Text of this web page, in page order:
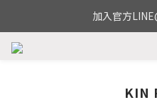
加入官方
KIN